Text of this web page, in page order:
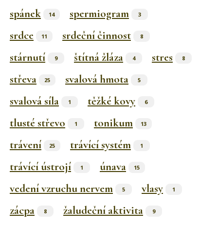
spánek 14 spermiogram 3
srdce 11 srdeční činnost 8
stárnutí 9 štítná žláza 4 stres 8
střeva 25 svalová hmota 5
svalová síla 1 těžké kovy 6
tlusté střevo 1 tonikum 13
trávení 25 trávící systém 1
trávící ústrojí 1 únava 15
vedení vzruchu nervem 5 vlasy 1
zácpa 8 žaludeční aktivita 9